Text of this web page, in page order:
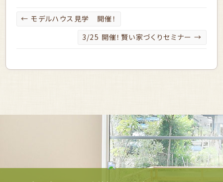
← モデルハウス見学 開催！
3/25 開催！賢い家づくりセミナー→